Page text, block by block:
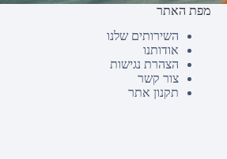
מפת האתר
השירותים שלנו
אודותנו
הצהרת נגישות
צור קשר
תקנון אתר